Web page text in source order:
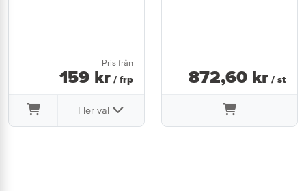
Pris från
159 kr / frp
Fler val
872,60 kr / st